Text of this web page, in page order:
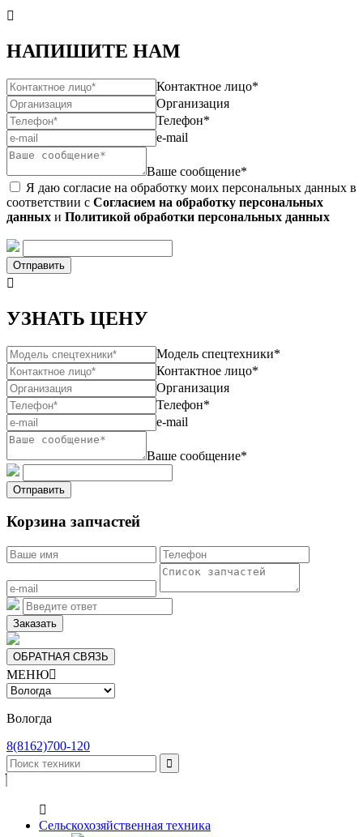

НАПИШИТЕ НАМ
Контактное лицо*
Организация
Телефон*
e-mail
Ваше сообщение*
Я даю согласие на обработку моих персональных данных в
соответствии с Согласием на обработку персональных
данных и Политикой обработки персональных данных
Отправить

УЗНАТЬ ЦЕНУ
Модель спецтехники*
Контактное лицо*
Организация
Телефон*
e-mail
Ваше сообщение*
Отправить
Корзина запчастей
Заказать
ОБРАТНАЯ СВЯЗЬ
МЕНЮ
Вологда
8(8162)700-120


Сельскохозяйственная техника